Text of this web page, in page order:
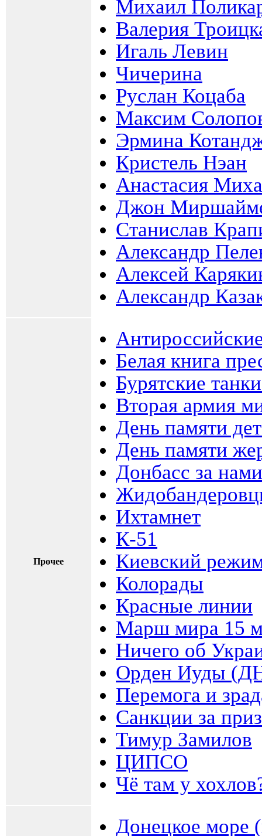
Михаил
Валерия
Игаль Левин
Чичерина
Руслан Коцаба
Максим
Эрмина
Кристель Нэан
Анастасия
Джон
Станислав
Александр
Алексей
Александр
Прочее
Белая книга
Бурятские
Вторая армия
День памяти
День памяти
Донбасс за нами
Ихтамнет
К-51
Киевский
Колорады
Красные линии
Марш мира 15
Ничего об
Орден Иуды
Перемога и
Санкции за
Тимур Замилов
ЦИПСО
Чё там у
Донецкое море